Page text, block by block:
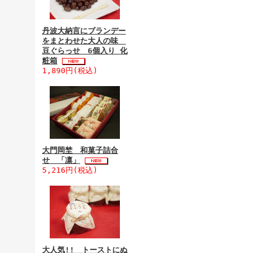
丹波大納言にブランデー
をまとわせた大人の味
豆ぐらっせ 6個入り 化
粧箱
1,890円(税込)
大門岡埜 和菓子詰合
せ 「凛」
5,216円(税込)
大人気!! トーストにぬ